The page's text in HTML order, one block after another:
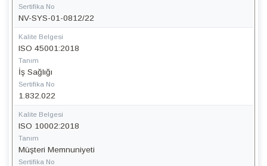
Sertifika No
NV-SYS-01-0812/22
Kalite Belgesi
ISO 45001:2018
Tanım
İş Sağlığı
Sertifika No
1.832.022
Kalite Belgesi
ISO 10002:2018
Tanım
Müşteri Memnuniyeti
Sertifika No